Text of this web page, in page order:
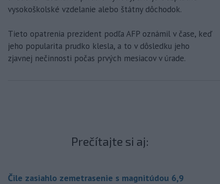
vysokoškolské vzdelanie alebo štátny dôchodok.
Tieto opatrenia prezident podľa AFP oznámil v čase, keď
jeho popularita prudko klesla, a to v dôsledku jeho
zjavnej nečinnosti počas prvých mesiacov v úrade.
Prečítajte si aj:
Čile zasiahlo zemetrasenie s magnitúdou 6,9